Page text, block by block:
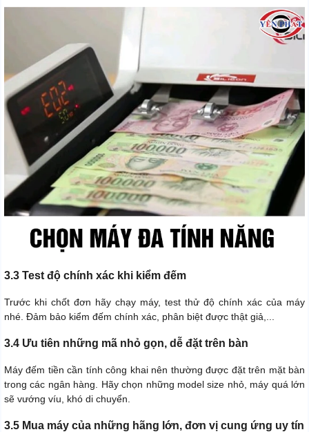
3.3 Test độ chính xác khi kiểm đếm
Trước khi chốt đơn hãy chạy máy, test thử độ chính xác của máy
nhé. Đảm bảo kiểm đếm chính xác, phân biệt được thật giả,...
3.4 Ưu tiên những mã nhỏ gọn, dễ đặt trên bàn
Máy đếm tiền cần tính công khai nên thường được đặt trên mặt bàn
trong các ngân hàng. Hãy chọn những model size nhỏ, máy quá lớn
sẽ vướng víu, khó di chuyển.
3.5 Mua máy của những hãng lớn, đơn vị cung ứng uy tín